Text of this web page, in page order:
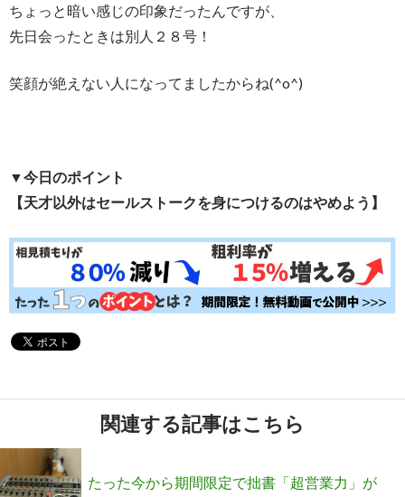
ちょっと暗い感じの印象だったんですが、
先日会ったときは別人２８号！
笑顔が絶えない人になってましたからね(^o^)
▼今日のポイント
【天才以外はセールストークを身につけるのはやめよう】
関連する記事はこちら
たった今から期間限定で拙書「超営業力」が